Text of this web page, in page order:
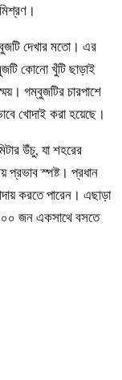
দেখার মতো। এর
কোনো খুঁটি ছাড়াই
গম্বুজটির চারপাশে
খোদাই করা হয়েছে।
উঁচু, যা শহরের
প্রভাব স্পষ্ট। প্রধান
করতে পারেন। এছাড়া
জন একসাথে বসতে